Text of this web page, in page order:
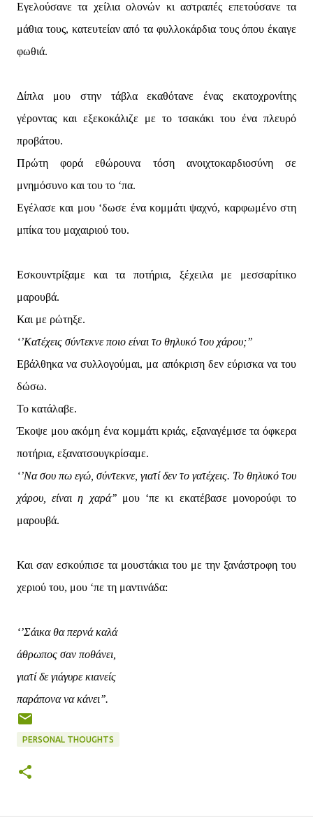
Εγελούσανε τα χείλια ολονών κι αστραπές επετούσανε τα
μάθια τους, κατευτείαν από τα φυλλοκάρδια τους όπου έκαιγε
φωθιά.
Δίπλα μου στην τάβλα εκαθότανε ένας εκατοχρονίτης
γέροντας και εξεκοκάλιζε με το τσακάκι του ένα πλευρό
προβάτου.
Πρώτη φορά εθώρουνα τόση ανοιχτοκαρδιοσύνη σε
μνημόσυνο και του το ‘πα.
Εγέλασε και μου ‘δωσε ένα κομμάτι ψαχνό, καρφωμένο στη
μπίκα του μαχαιριού του.
Εσκουντρίξαμε και τα ποτήρια, ξέχειλα με μεσσαρίτικο
μαρουβά.
Και με ρώτηξε.
‘’Κατέχεις σύντεκνε ποιο είναι το θηλυκό του χάρου;’’
Εβάλθηκα να συλλογούμαι, μα απόκριση δεν εύρισκα να του
δώσω.
Το κατάλαβε.
Έκοψε μου ακόμη ένα κομμάτι κριάς, εξαναγέμισε τα όφκερα
ποτήρια, εξανατσουγκρίσαμε.
‘’Να σου πω εγώ, σύντεκνε, γιατί δεν το γατέχεις. Το θηλυκό του
χάρου, είναι η χαρά’’μου ‘πε κι εκατέβασε μονορούφι το
μαρουβά.
Και σαν εσκούπισε τα μουστάκια του με την ξανάστροφη του
χεριού του, μου ‘πε τη μαντινάδα:
‘’Σάικα θα περνά καλά
άθρωπος σαν ποθάνει,
γιατί δε γιάγυρε κιανείς
παράπονα να κάνει’’.
PERSONAL THOUGHTS